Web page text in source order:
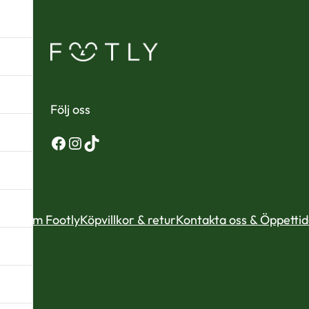
Följ oss
Facebook
Instagram
TikTok
Om FootlyKöpvillkor & returKontakta oss &